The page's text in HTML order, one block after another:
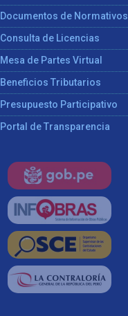
Documentos de Normativos
Consulta de Licencias
Mesa de Partes Virtual
Beneficios Tributarios
Presupuesto Participativo
Portal de Transparencia